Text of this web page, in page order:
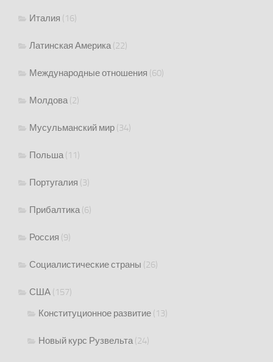
Италия (16)
Латинская Америка(22)
Международные отношения (60)
Молдова(2)
Мусульманский мир (34)
Польша(11)
Португалия (3)
Прибалтика(6)
Россия (9)
Социалистические страны (26)
США (157)
Конституционное развитие (13)
Новый курс Рузвельта(24)